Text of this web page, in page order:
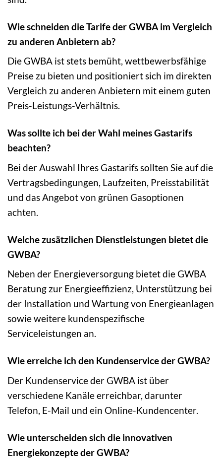
Wie schneiden die Tarife der GWBA im Vergleich
zu anderen Anbietern ab?
Die GWBA ist stets bemüht, wettbewerbsfähige
Preise zu bieten und positioniert sich im direkten
Vergleich zu anderen Anbietern mit einem guten
Preis-Leistungs-Verhältnis.
Was sollte ich bei der Wahl meines Gastarifs
beachten?
Bei der Auswahl Ihres Gastarifs sollten Sie auf die
Vertragsbedingungen, Laufzeiten, Preisstabilität
und das Angebot von grünen Gasoptionen
achten.
Welche zusätzlichen Dienstleistungen bietet die
GWBA?
Neben der Energieversorgung bietet die GWBA
Beratung zur Energieeffizienz, Unterstützung bei
der Installation und Wartung von Energieanlagen
sowie weitere kundenspezifische
Serviceleistungen an.
Wie erreiche ich den Kundenservice der GWBA?
Der Kundenservice der GWBA ist über
verschiedene Kanäle erreichbar, darunter
Telefon, E-Mail und ein Online-Kundencenter.
Wie unterscheiden sich die innovativen
Energiekonzepte der GWBA?